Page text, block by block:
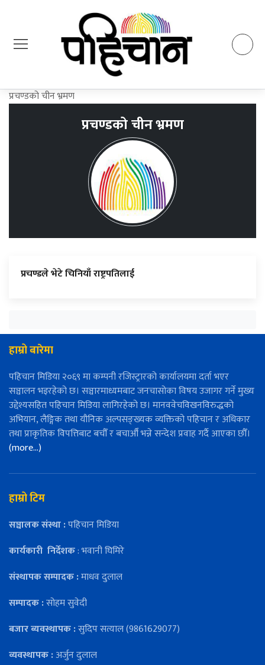
प्रचण्डको चीन भ्रमण
प्रचण्डको चीन भ्रमण
प्रचण्डले भेटे चिनियाँ राष्ट्रपतिलाई
हाम्रो बारेमा
पहिचान मिडिया २०६९ मा कम्पनी रजिस्ट्रारको कार्यालयमा दर्ता भएर
सञ्चालन भइरहेको छ। सञ्चारमाध्यमबाट जनचासोका विषय उजागर गर्ने मुख्य
उद्देश्यसहित पहिचान मिडिया लागिरहेको छ। मानववेचविखनविरुद्धको
अभियान, लैङ्गिक तथा यौनिक अल्पसङ्ख्यक व्यक्तिको पहिचान र अधिकार
तथा प्राकृतिक विपत्तिबाट बचौँ र बचाऔँ भन्ने सन्देश प्रवाह गर्दै आएका छौँ।
(more…)
हाम्रो टिम
सञ्चालक संस्था :पहिचान मिडिया
कार्यकारी निर्देशक: भवानी घिमिरे
संस्थापक सम्पादक :माधव दुलाल
सम्पादक :सोहम सुवेदी
बजार ब्यवस्थापक :सुदिप सत्याल (9861629077)
व्यवस्थापक :अर्जुन दुलाल